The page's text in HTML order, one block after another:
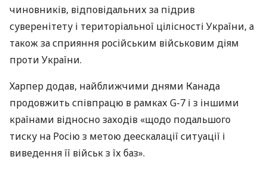
чиновників, відповідальних за підрив
суверенітету і територіальної цілісності України, а
також за сприяння російським військовим діям
проти України.
Харпер додав, найближчими днями Канада
продовжить співпрацю в рамках G-7 і з іншими
країнами відносно заходів «щодо подальшого
тиску на Росію з метою деескалації ситуації і
виведення її військ з їх баз».